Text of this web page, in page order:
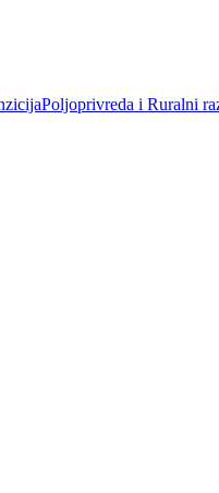
Poljoprivreda i Ruralni